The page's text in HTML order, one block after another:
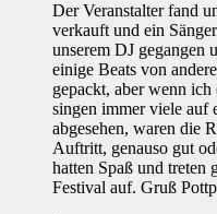
Der Veranstalter fand
verkauft und ein
unserem DJ gegangen
einige Beats von
gepackt, aber wenn
singen immer viele auf
abgesehen, waren die
Auftritt, genauso gut
hatten Spaß und treten
Festival auf. Gruß